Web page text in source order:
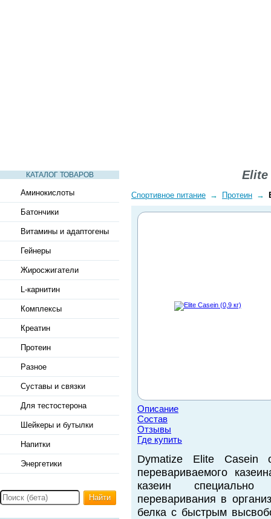
КАТАЛОГ ТОВАРОВ
Аминокислоты
Батончики
Витамины и адаптогены
Гейнеры
Жиросжигатели
L-карнитин
Комплексы
Креатин
Протеин
Разное
Суставы и связки
Для тестостерона
Шейкеры и бутылки
Напитки
Энергетики
Найти
Elite
Спортивное питание → Протеин →
Описание
Состав
Отзывы
Где купить
Dymatize Elite Casein
перевариваемого
казеин
переваривания в
белка с быстрым